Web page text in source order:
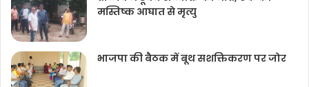
मस्तिष्क आघात से मृत्यु
भाजपा की बैठक में बूथ सशक्तिकरण पर जोर